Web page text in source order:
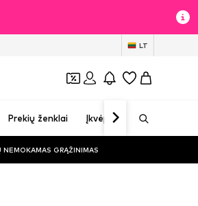
LT
Prekių ženklai Įkvėpimas
GRĄŽINIMAS